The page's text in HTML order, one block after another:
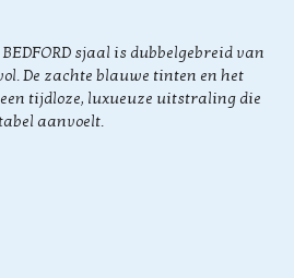
sjaal is dubbelgebreid van
De zachte blauwe tinten en het
tijdloze, luxueuze uitstraling die
aanvoelt.